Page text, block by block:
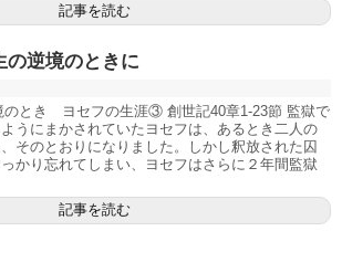
記事を読む
逆境のときに
のとき ヨセフの生涯③ 創世記40章1-23節 監獄で
うにまかされていたヨセフは、あるとき二人の
そのとおりになりました。しかし釈放された囚
かり忘れてしまい、ヨセフはさらに２年間監獄
記事を読む